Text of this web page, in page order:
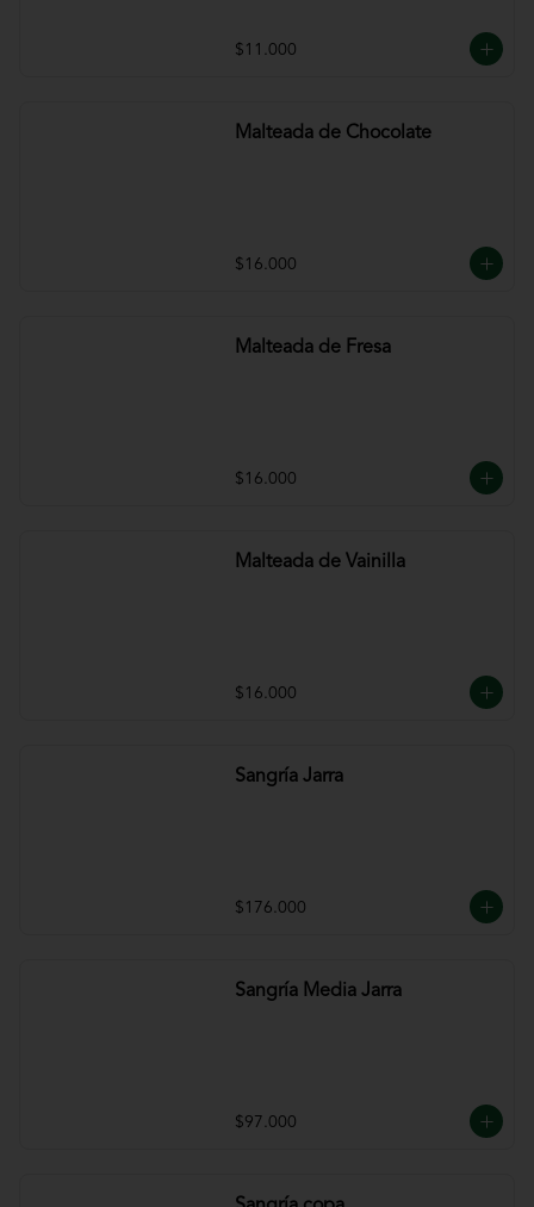
$11.000
Malteada de Chocolate
$16.000
Malteada de Fresa
$16.000
Malteada de Vainilla
$16.000
Sangría Jarra
$176.000
Sangría Media Jarra
$97.000